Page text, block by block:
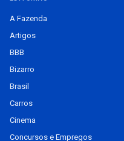
A Fazenda
Artigos
BBB
Bizarro
Brasil
Carros
Cinema
Concursos e Empregos